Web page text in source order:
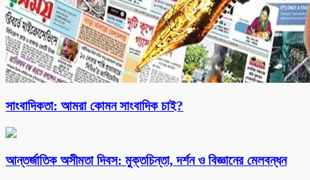
সাংবাদিকতা: আমরা কোমন সাংবাদিক চাই?
আন্তর্জাতিক অসীমতা দিবস: মুক্তচিন্তা, দর্শন ও বিজ্ঞানের মেলবন্ধন